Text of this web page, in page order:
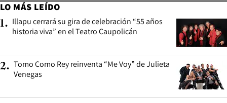
LO MÁS LEÍDO
1. Illapu cerrará su gira de celebración “55 años
historia viva” en el Teatro Caupolicán
2. Tomo Como Rey reinventa “Me Voy” de Julieta
Venegas